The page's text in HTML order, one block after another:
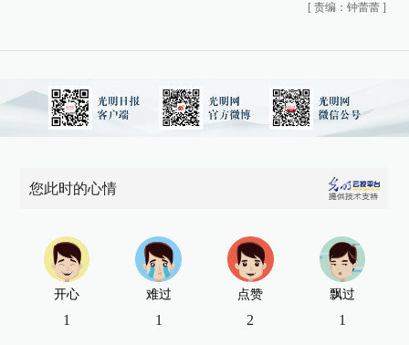
[ 责编：钟蕾蕾 ]
您此时的心情
开心
1
难过
1
点赞
2
飘过
1